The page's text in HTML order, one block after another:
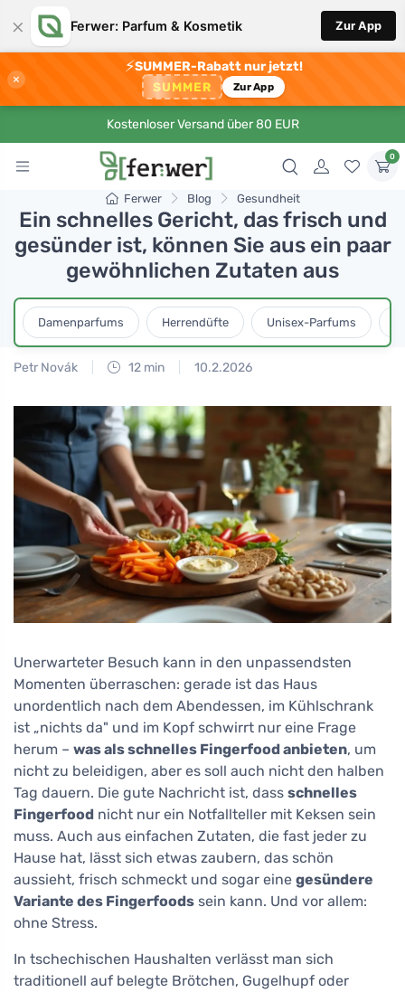
× Ferwer: Parfum & Kosmetik Zur App
×
⚡SUMMER-Rabatt nur jetzt!
SUMMER Zur App
Kostenloser Versand über 80 EUR
0
Ferwer Blog Gesundheit
Ein schnelles Gericht, das frisch und
gesünder ist, können Sie aus ein paar
gewöhnlichen Zutaten aus
Damenparfums Herrendüfte Unisex-Parfums
Petr Novák 12 min 10.2.2026
Unerwarteter Besuch kann in den unpassendsten
Momenten überraschen: gerade ist das Haus
unordentlich nach dem Abendessen, im Kühlschrank
ist „nichts da" und im Kopf schwirrt nur eine Frage
herum – was als schnelles Fingerfood anbieten, um
nicht zu beleidigen, aber es soll auch nicht den halben
Tag dauern. Die gute Nachricht ist, dass schnelles
Fingerfood nicht nur ein Notfallteller mit Keksen sein
muss. Auch aus einfachen Zutaten, die fast jeder zu
Hause hat, lässt sich etwas zaubern, das schön
aussieht, frisch schmeckt und sogar eine gesündere
Variante des Fingerfoods sein kann. Und vor allem:
ohne Stress.
In tschechischen Haushalten verlässt man sich
traditionell auf belegte Brötchen, Gugelhupf oder